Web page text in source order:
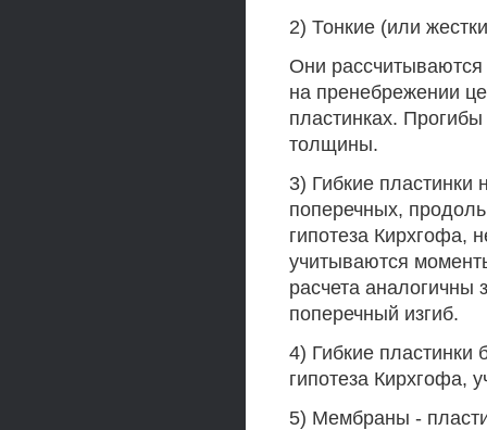
2) Тонкие (или
Они
на пренебрежении
пластинках.
толщины.
3) Гибкие пластинки
поперечных,
гипотеза Кирхгофа,
учитываются
расчета аналогичны
поперечный изгиб.
4) Гибкие пластинки
гипотеза Кирхгофа,
5) Мембраны -